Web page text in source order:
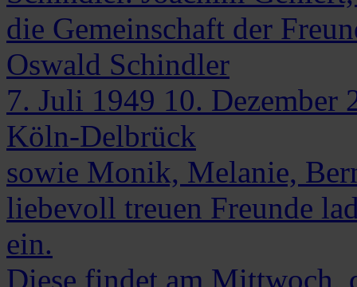
die Gemeinschaft der
Oswald Schindler
7. Juli 1949 10. Dezember
Köln-Delbrück
sowie Monik, Melanie,
liebevoll treuen Freunde
ein.
Diese findet am Mittwoch,